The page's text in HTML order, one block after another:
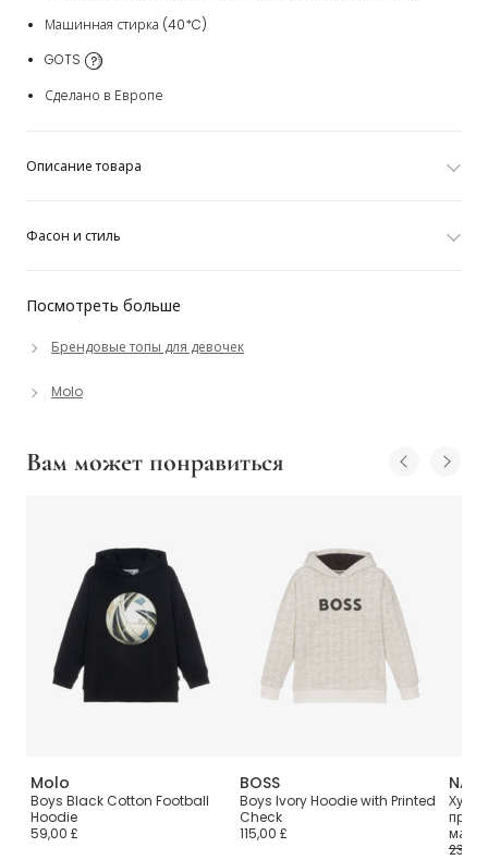
Посмотреть больше
Брендовые топы для девочек
Molo
Машинная стирка (40*C)
GOTS
Сделано в Европе
Описание товара
Фасон и стиль
Вам может понравиться
Molo
Boys Black Cotton Football
Hoodie
59,00 £
BOSS
Boys Ivory Hoodie with Printed
Check
115,00 £
Худи
23,00